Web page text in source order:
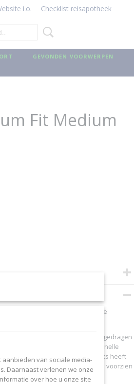
i.o. Checklist reisapotheek
GEVONDEN VOORWERPEN
Fit Medium
798308
te gebruiken bij middelzware
wordt als gewoon ondergoed gedragen
kern zorgt voor een snelle
voelt als katoen aan. De pants heeft
aan de buitenzijde. De zijkant is voorzien
verschoning.
van sociale media-
Daarnaast verlenen we onze
over hoe u onze site